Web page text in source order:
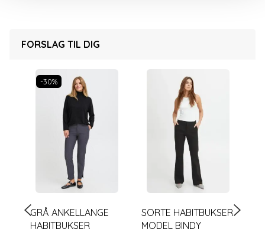
FORSLAG TIL DIG
-30%
GRÅ ANKELLANGE
HABITBUKSER
SORTE HABITBUKSER
MODEL BINDY